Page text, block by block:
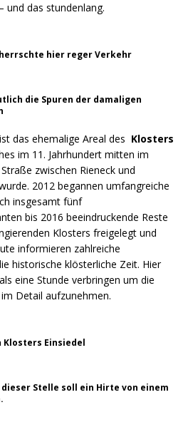
und das stundenlang.
hier reger Verkehr
die Spuren der damaligen
das ehemalige Areal des Klosters
im 11. Jahrhundert mitten im
zwischen Rieneck und
2012 begannen umfangreiche
insgesamt fünf
bis 2016 beeindruckende Reste
Klosters freigelegt und
informieren zahlreiche
historische klösterliche Zeit. Hier
eine Stunde verbringen um die
Detail aufzunehmen.
Klosters Einsiedel
Stelle soll ein Hirte von einem